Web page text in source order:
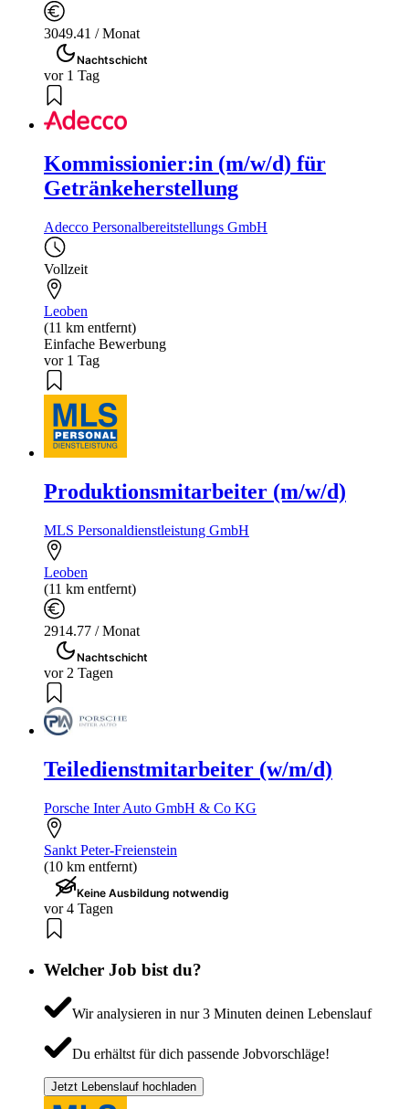
3049.41 / Monat
Nachtschicht
vor 1 Tag
Kommissionier:in (m/w/d) für
Getränkeherstellung
Adecco Personalbereitstellungs GmbH
Vollzeit
Leoben
(11 km entfernt)
Einfache Bewerbung
vor 1 Tag
Produktionsmitarbeiter (m/w/d)
MLS Personaldienstleistung GmbH
Leoben
(11 km entfernt)
2914.77 / Monat
Nachtschicht
vor 2 Tagen
Teiledienstmitarbeiter (w/m/d)
Porsche Inter Auto GmbH & Co KG
Sankt Peter-Freienstein
(10 km entfernt)
Keine Ausbildung notwendig
vor 4 Tagen
Welcher Job bist du?
Wir analysieren in nur 3 Minuten deinen Lebenslauf
Du erhältst für dich passende Jobvorschläge!
Jetzt Lebenslauf hochladen